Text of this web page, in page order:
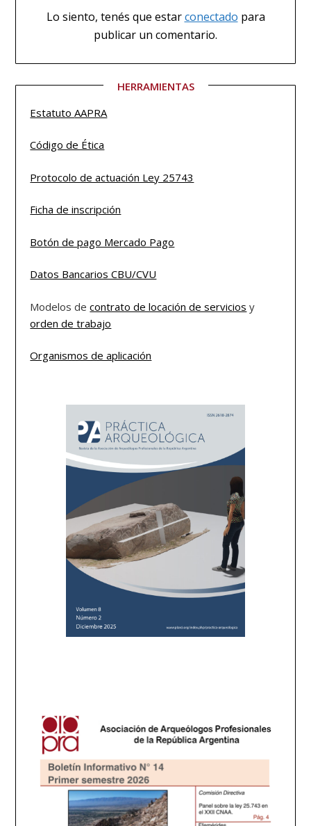
Lo siento, tenés que estarconectado para
publicar un comentario.
HERRAMIENTAS
EstatutoAAPRA
Código de Ética
Protocolo de actuación Ley 25743
Ficha de inscripción
Botón de pago Mercado Pago
Datos Bancarios CBU/CVU
Modelos decontrato de locación de servicios y
orden de trabajo
Organismos de aplicación